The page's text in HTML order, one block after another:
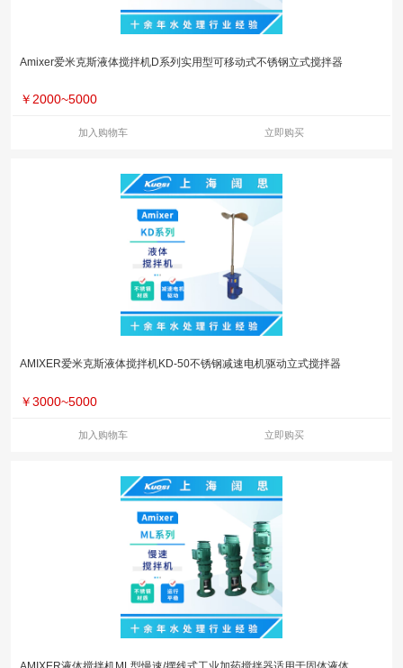
Amixer爱米克斯液体搅拌机D系列实用型可移动式不锈钢立式搅拌器
￥ 2000~5000
加入购物车 立即购买
AMIXER爱米克斯液体搅拌机KD-50不锈钢减速电机驱动立式搅拌器
￥3000~5000
加入购物车 立即购买